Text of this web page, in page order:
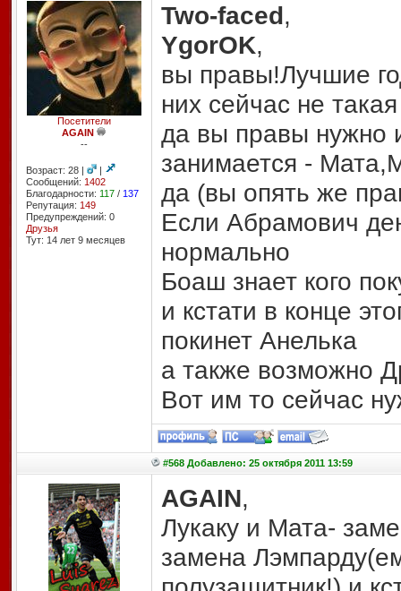
Посетители
AGAIN
--
Возраст: 28 |
|
Сообщений: 1402
Благодарности: 117/ 137
Репутация: 149
Предупреждений: 0
Друзья
Тут: 14 лет 9 месяцев
Two-faced,
YgorOK,
вы правы!Лучшие
них сейчас не
да вы правы нужно
занимается -
да (вы опять же
Если Абрамович
нормально
Боаш знает кого
и кстати в конце
покинет Анелька
а также возможно
Вот им то сейчас
#568 Добавлено: 25 октября 2011 13:59
AGAIN,
Лукаку и Мата-
замена